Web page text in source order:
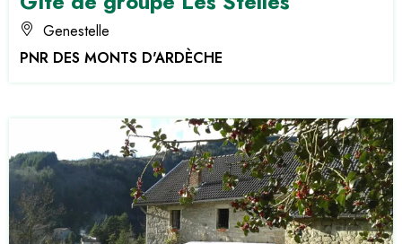
Genestelle
PNR DES MONTS D'ARDÈCHE